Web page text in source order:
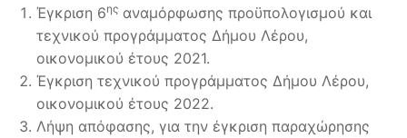
Έγκριση 6ης αναμόρφωσης προϋπολογισμού και
τεχνικού προγράμματος Δήμου Λέρου,
οικονομικού έτους 2021.
Έγκριση τεχνικού προγράμματος Δήμου Λέρου,
οικονομικού έτους 2022.
Λήψη απόφασης, για την έγκριση παραχώρησης